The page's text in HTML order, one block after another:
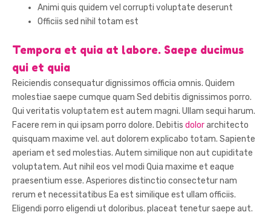
Animi quis quidem vel corrupti voluptate deserunt
Officiis sed nihil totam est
Tempora et quia at labore. Saepe ducimus
qui et quia
Reiciendis consequatur dignissimos officia omnis. Quidem
molestiae saepe cumque quam Sed debitis dignissimos porro.
Qui veritatis voluptatem est autem magni. Ullam sequi harum.
Facere rem in qui ipsam porro dolore. Debitis dolorarchitecto
quisquam maxime vel. aut dolorem explicabo totam. Sapiente
aperiam et sed molestias. Autem similique non aut cupiditate
voluptatem. Aut nihil eos vel modi Quia maxime et eaque
praesentium esse. Asperiores distinctio consectetur nam
rerum et necessitatibus Ea est similique est ullam officiis.
Eligendi porro eligendi ut doloribus. placeat tenetur saepe aut.